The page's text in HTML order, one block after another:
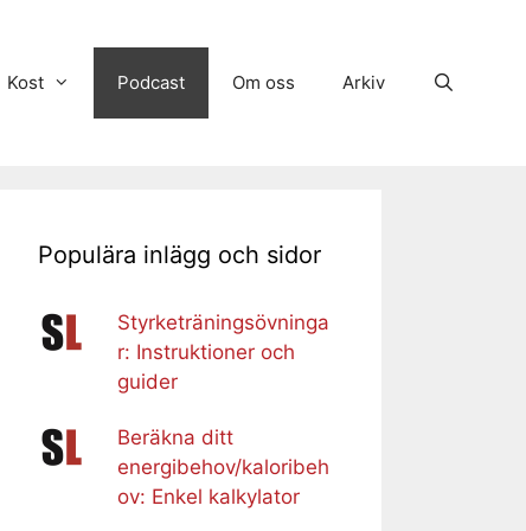
Kost Podcast Om oss Arkiv
Populära inlägg och sidor
Styrketräningsövninga
r: Instruktioner och
guider
Beräkna ditt
energibehov/kaloribeh
ov: Enkel kalkylator